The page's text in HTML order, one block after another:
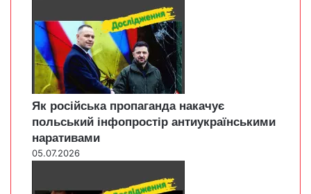
Як російська пропаганда накачує
польський інфопростір антиукраїнськими
наративами
05.07.2026